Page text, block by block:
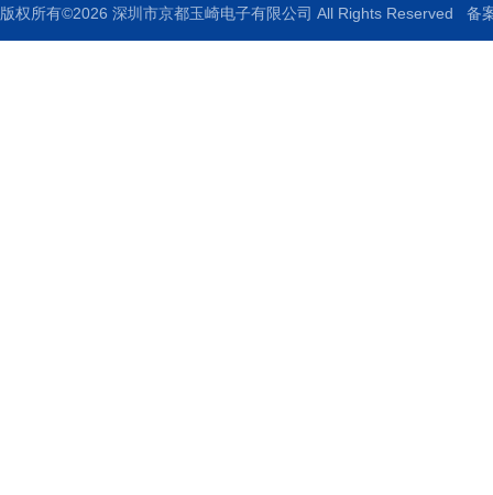
版权所有©2026 深圳市京都玉崎电子有限公司 All Rights Reserved 备